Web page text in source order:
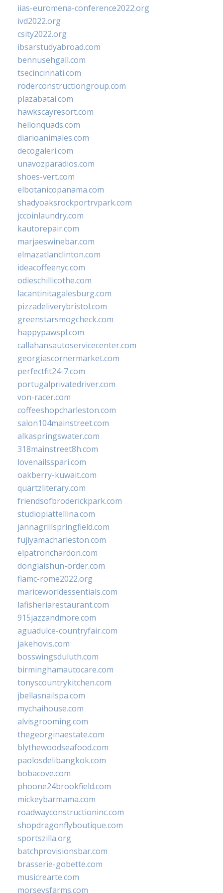
iias-euromena-conference2022.org
ivd2022.org
csity2022.org
ibsarstudyabroad.com
bennusehgall.com
tsecincinnati.com
roderconstructiongroup.com
plazabatai.com
hawkscayresort.com
hellonquads.com
diarioanimales.com
decogaleri.com
unavozparadios.com
shoes-vert.com
elbotanicopanama.com
shadyoaksrockportrvpark.com
jccoinlaundry.com
kautorepair.com
marjaeswinebar.com
elmazatlanclinton.com
ideacoffeenyc.com
odieschillicothe.com
lacantinitagalesburg.com
pizzadeliverybristol.com
greenstarsmogcheck.com
happypawspl.com
callahansautoservicecenter.com
georgiascornermarket.com
perfectfit24-7.com
portugalprivatedriver.com
von-racer.com
coffeeshopcharleston.com
salon104mainstreet.com
alkaspringswater.com
318mainstreet8h.com
lovenailsspari.com
oakberry-kuwait.com
quartzliterary.com
friendsofbroderickpark.com
studiopiattellina.com
jannagrillspringfield.com
fujiyamacharleston.com
elpatronchardon.com
donglaishun-order.com
fiamc-rome2022.org
mariceworldessentials.com
lafisheriarestaurant.com
915jazzandmore.com
aguadulce-countryfair.com
jakehovis.com
bosswingsduluth.com
birminghamautocare.com
tonyscountrykitchen.com
jbellasnailspa.com
mychaihouse.com
alvisgrooming.com
thegeorginaestate.com
blythewoodseafood.com
paolosdelibangkok.com
bobacove.com
phoone24brookfield.com
mickeybarmama.com
roadwayconstructioninc.com
shopdragonflyboutique.com
sportszilla.org
batchprovisionsbar.com
brasserie-gobette.com
musicrearte.com
morseysfarms.com